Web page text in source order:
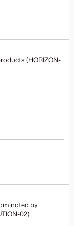
(HORIZON-
by
02)